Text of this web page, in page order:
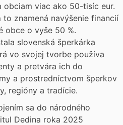
obciam viac ako 50-tisíc eur.
znamená navýšenie financií
obce o vyše 50 %.
slovenská šperkárka
vo svojej tvorbe používa
a pretvára ich do
a prostredníctvom šperkov
regióny a tradície.
sa do národného
Dedina roka 2025